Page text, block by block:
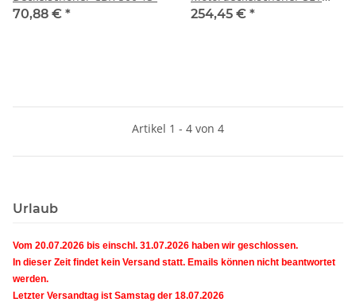
70,88 € *
CBR 500 R 19-
254,45 € *
Artikel 1 - 4 von 4
Urlaub
Vom 20.07.2026 bis einschl. 31.07.2026 haben wir geschlossen.
In dieser Zeit findet kein Versand statt. Emails können nicht beantwortet
werden.
Letzter Versandtag ist Samstag der 18.07.2026